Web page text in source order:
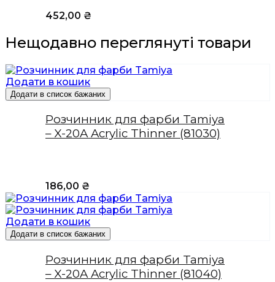
452,00 ₴
Нещодавно переглянуті товари
Додати в кошик
Додати в список бажаних
Розчинник для фарби Tamiya
– X-20A Acrylic Thinner (81030)
186,00 ₴
Додати в кошик
Додати в список бажаних
Розчинник для фарби Tamiya
– X-20A Acrylic Thinner (81040)